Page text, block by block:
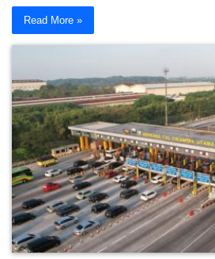
Read More »